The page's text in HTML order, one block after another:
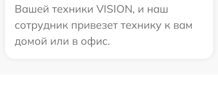
Вашей техники VISION, и наш
сотрудник привезет технику к вам
домой или в офис.